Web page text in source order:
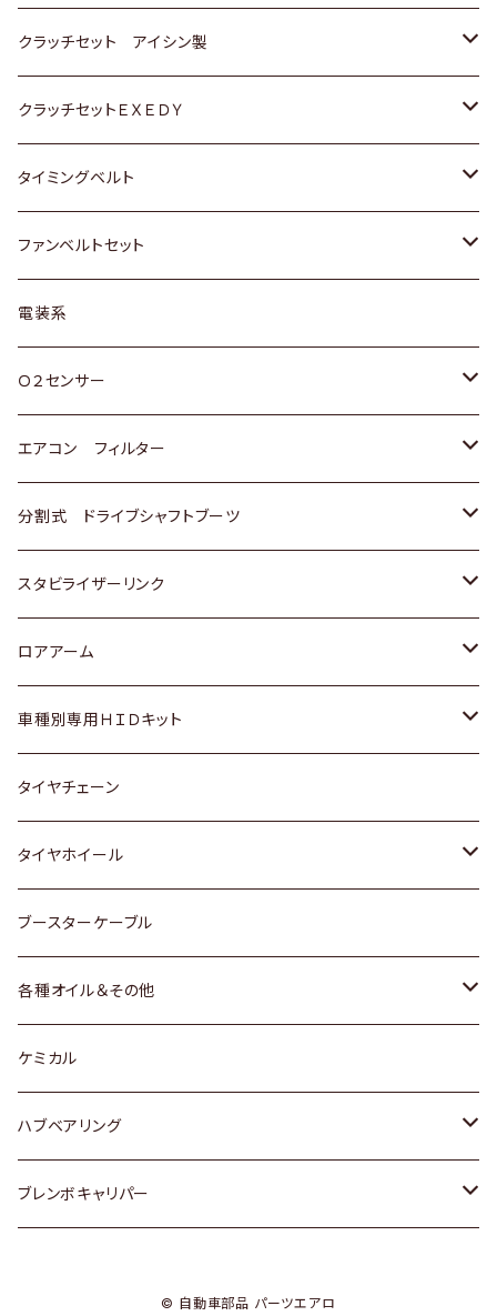
スバル
スバル
ダイハツ
マツダ
三菱
スバル
日野
ＷＡＧＥＮ
アストロ（シボレー）
クライスラー
ＶＯＬＶＯ
スズキ
日産
ダイハツ
マツダ
三菱
スバル
ダイハツ
日産
ホンダ
マツダ
トヨタ
クラッチセット アイシン製
ホンダ
スズキ
ダイハツ
マツダ
三菱
スバル
クラッチセットＥＸＥＤＹ
ホンダ
スズキ
日産
ダイハツ
マツダ
三菱
スバル
タイミングベルト
トヨタ
スズキ
ダイハツ
三菱
スバル
ファンベルトセット
トヨタ
ホンダ
スズキ
日産
いすゞ
ダイハツ
マツダ
三菱
スバル
レクサス
電装系
Ｏ２センサー
トヨタ
ホンダ
スズキ
日産
ダイハツ
マツダ
三菱
スバル
エアコン フィルター
トヨタ
ホンダ
スズキ
日産
いすゞ
ダイハツ
マツダ
三菱
スバル
分割式 ドライブシャフトブーツ
トヨタ
ホンダ
スズキ
日産
ダイハツ
スバル
スタビライザーリンク
トヨタ
ホンダ
スズキ
日産
ダイハツ
マツダ
ロアアーム
ホンダ
スズキ
日産
ダイハツ
マツダ
スバル
車種別専用ＨＩＤキット
トヨタ
マツダ
タイヤチェーン
タイヤホイール
トヨタ
ホンダ
スズキ
日産
ダイハツ
ブースターケーブル
各種オイル＆その他
ディーデル洗浄添加剤
ケミカル
ハブベアリング
トヨタ
ブレンボキャリパー
© 自動車部品 パーツエアロ